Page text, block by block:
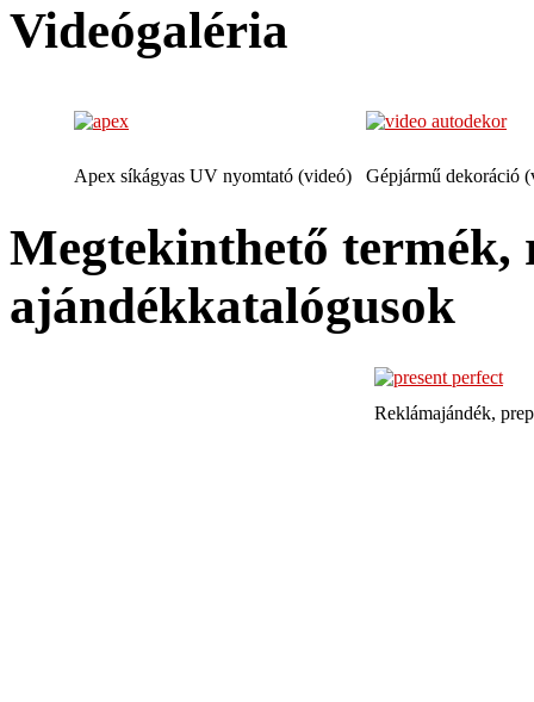
Videógaléria
Apex síkágyas UV nyomtató (videó) Gépjármű dekoráció
Megtekinthető termék,
ajándékkatalógusok
Reklámajándék,